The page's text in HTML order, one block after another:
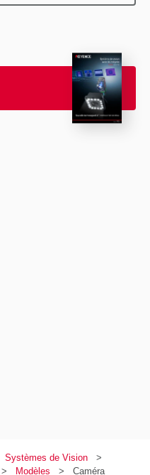
Systèmes de Vision
Modèles
Caméra